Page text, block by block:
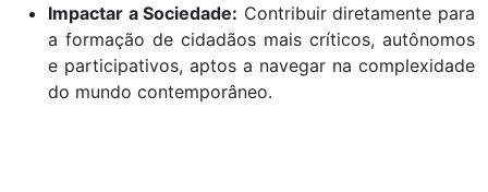
Impactar a Sociedade: Contribuir diretamente para
a formação de cidadãos mais críticos, autônomos
e participativos, aptos a navegar na complexidade
do mundo contemporâneo.